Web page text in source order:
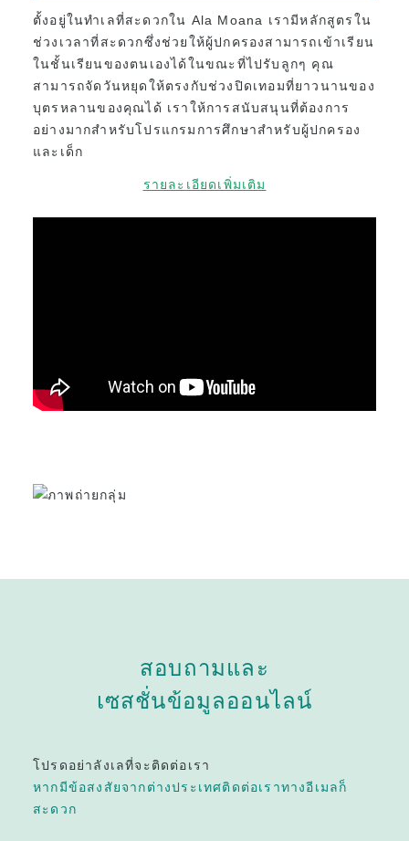
แบบฟอร์มใบสมัครออนไลน์
กระบวนการตั้งแต่การสมัครจนถึงการลงทะเบียน
สำหรับนักศึกษาปัจจุบัน
ตารางเรียน
ตั้งอยู่ในทำเลที่สะดวกใน Ala Moana เรามีหลักสูตรใน
ช่วงเวลาที่สะดวกซึ่งช่วยให้ผู้ปกครองสามารถเข้าเรียน
ในชั้นเรียนของตนเองได้ในขณะที่ไปรับลูกๆ คุณ
สามารถจัดวันหยุดให้ตรงกับช่วงปิดเทอมที่ยาวนานของ
บุตรหลานของคุณได้ เราให้การสนับสนุนที่ต้องการ
อย่างมากสำหรับโปรแกรมการศึกษาสำหรับผู้ปกครอง
และเด็ก
รายละเอียดเพิ่มเติม
สอบถามและ
เซสชั่นข้อมูลออนไลน์
โปรดอย่าลังเลที่จะติดต่อเรา
หากมีข้อสงสัยจากต่างประเทศติดต่อเราทางอีเมลก็
สะดวก